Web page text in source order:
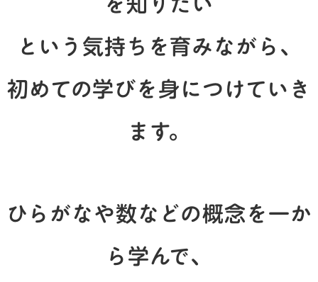
を知りたい
という気持ちを育みながら、
初めての学びを身につけていき
ます。
ひらがなや数などの概念を一か
ら学んで、